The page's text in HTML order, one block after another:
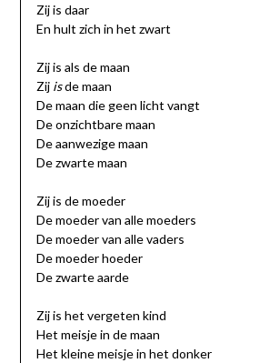
Zij is daar
En hult zich in het zwart
Zij is als de maan
Zij isde maan
De maan die geen licht vangt
De onzichtbare maan
De aanwezige maan
De zwarte maan
Zij is de moeder
De moeder van alle moeders
De moeder van alle vaders
De moeder hoeder
De zwarte aarde
Zij is het vergeten kind
Het meisje in de maan
Het kleine meisje in het donker